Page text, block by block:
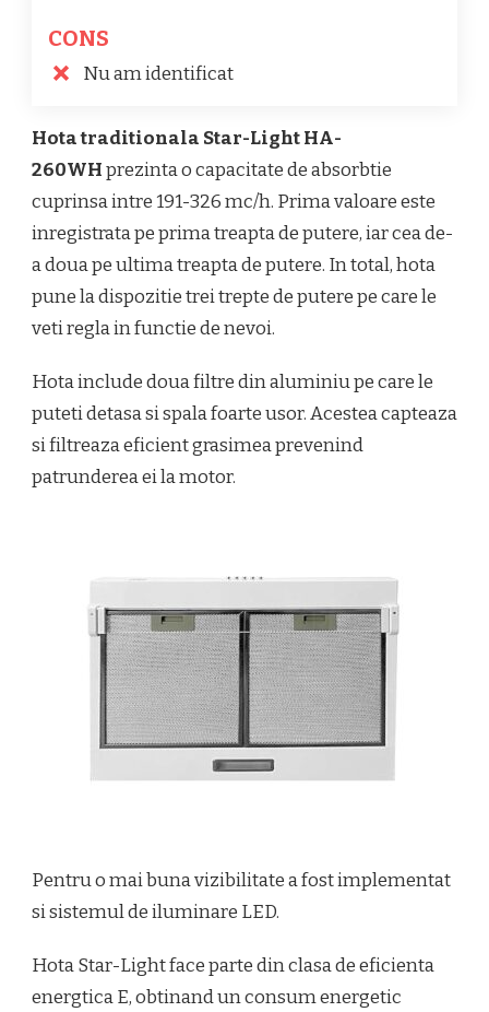
CONS
Nu am identificat
Hota traditionala Star-Light HA-
260WHprezinta o capacitate de absorbtie
cuprinsa intre 191-326 mc/h. Prima valoare este
inregistrata pe prima treapta de putere, iar cea de-
a doua pe ultima treapta de putere. In total, hota
pune la dispozitie trei trepte de putere pe care le
veti regla in functie de nevoi.
Hota include doua filtre din aluminiu pe care le
puteti detasa si spala foarte usor. Acestea capteaza
si filtreaza eficient grasimea prevenind
patrunderea ei la motor.
Pentru o mai buna vizibilitate a fost implementat
si sistemul de iluminare LED.
Hota Star-Light face parte din clasa de eficienta
energtica E, obtinand un consum energetic